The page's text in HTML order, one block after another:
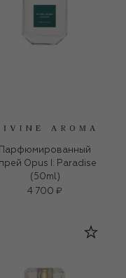
Парфюмированный
Opus I: Paradise
(50ml)
4 700 ₽